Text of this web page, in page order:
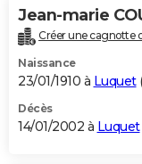
Jean-marie
Créer une cagnotte
Naissance
23/01/1910 à Luquet
Décès
14/01/2002 à Luquet